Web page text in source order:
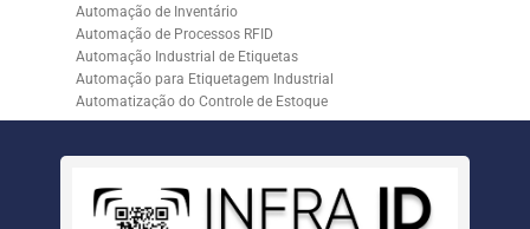
Automação de Inventário
Automação de Processos RFID
Automação Industrial de Etiquetas
Automação para Etiquetagem Industrial
Automatização do Controle de Estoque
Controle de Estoque com RFID
Empresa de Automação para Processos Logísticos
Empresa de Rastreabilidade Industrial